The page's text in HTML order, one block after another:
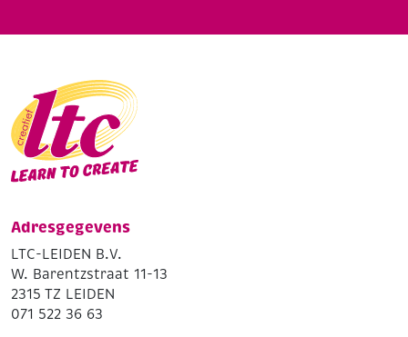
Adresgegevens
LTC-LEIDEN B.V.
W. Barentzstraat 11-13
2315 TZ LEIDEN
071 522 36 63